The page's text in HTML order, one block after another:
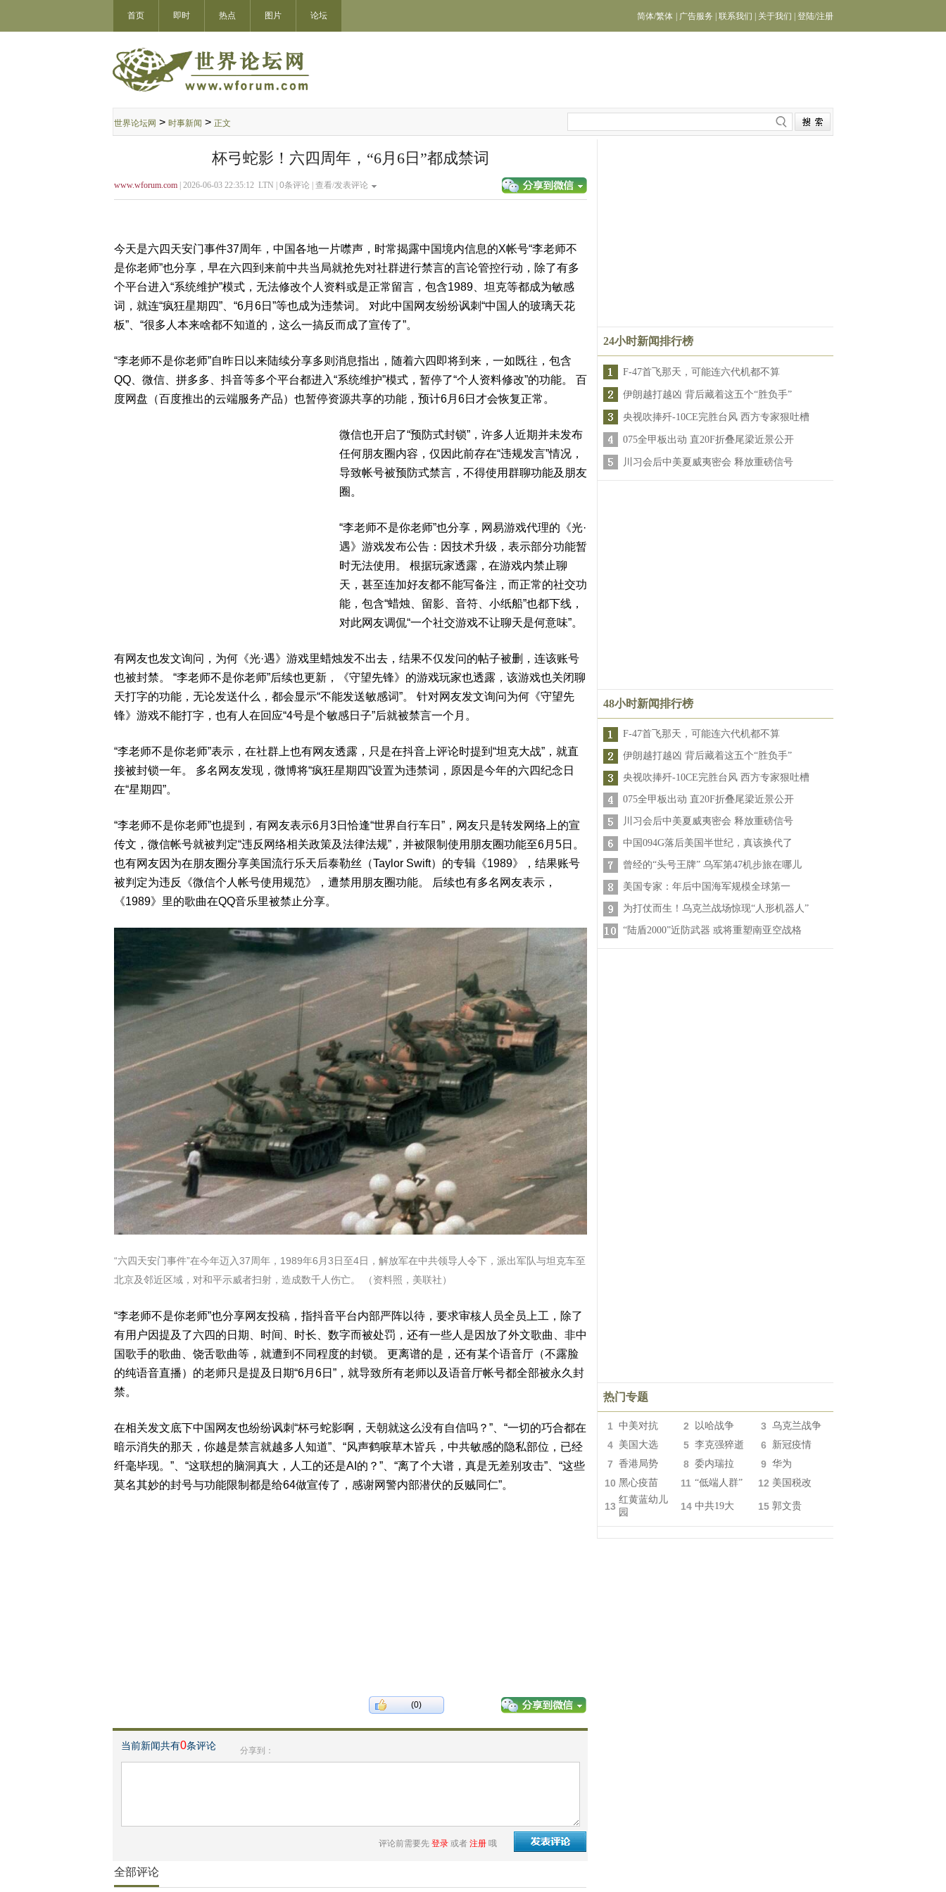
首页 即时 热点 图片 论坛 简体/繁体 广告服务 联系我们 关于我们 登陆/注册
世界论坛网 > 时事新闻 > 正文
杯弓蛇影！六四周年，“6月6日”都成禁词
www.wforum.com | 2026-06-03 22:35:12 LTN | 0条评论 | 查看/发表评论
今天是六四天安门事件37周年，中国各地一片噤声，时常揭露中国境内信息的X帐号“李老师不
是你老师”也分享，早在六四到来前中共当局就抢先对社群进行禁言的言论管控行动，除了有多
个平台进入“系统维护”模式，无法修改个人资料或是正常留言，包含1989、坦克等都成为敏感
词，就连“疯狂星期四”、“6月6日”等也成为违禁词。 对此中国网友纷纷讽刺“中国人的玻璃天花
板”、“很多人本来啥都不知道的，这么一搞反而成了宣传了”。
“李老师不是你老师”自昨日以来陆续分享多则消息指出，随着六四即将到来，一如既往，包含
QQ、微信、拼多多、抖音等多个平台都进入“系统维护”模式，暂停了“个人资料修改”的功能。 百
度网盘（百度推出的云端服务产品）也暂停资源共享的功能，预计6月6日才会恢复正常。
微信也开启了“预防式封锁”，许多人近期并未发布
任何朋友圈内容，仅因此前存在“违规发言”情况，
导致帐号被预防式禁言，不得使用群聊功能及朋友
圈。
“李老师不是你老师”也分享，网易游戏代理的《光·
遇》游戏发布公告：因技术升级，表示部分功能暂
时无法使用。 根据玩家透露，在游戏内禁止聊
天，甚至连加好友都不能写备注，而正常的社交功
能，包含“蜡烛、留影、音符、小纸船”也都下线，
对此网友调侃“一个社交游戏不让聊天是何意味”。
有网友也发文询问，为何《光·遇》游戏里蜡烛发不出去，结果不仅发问的帖子被删，连该账号
也被封禁。 “李老师不是你老师”后续也更新，《守望先锋》的游戏玩家也透露，该游戏也关闭聊
天打字的功能，无论发送什么，都会显示“不能发送敏感词”。 针对网友发文询问为何《守望先
锋》游戏不能打字，也有人在回应“4号是个敏感日子”后就被禁言一个月。
“李老师不是你老师”表示，在社群上也有网友透露，只是在抖音上评论时提到“坦克大战”，就直
接被封锁一年。 多名网友发现，微博将“疯狂星期四”设置为违禁词，原因是今年的六四纪念日
在“星期四”。
“李老师不是你老师”也提到，有网友表示6月3日恰逢“世界自行车日”，网友只是转发网络上的宣
传文，微信帐号就被判定“违反网络相关政策及法律法规”，并被限制使用朋友圈功能至6月5日。
也有网友因为在朋友圈分享美国流行乐天后泰勒丝（Taylor Swift）的专辑《1989》，结果账号
被判定为违反《微信个人帐号使用规范》，遭禁用朋友圈功能。 后续也有多名网友表示，
《1989》里的歌曲在QQ音乐里被禁止分享。
“六四天安门事件”在今年迈入37周年，1989年6月3日至4日，解放军在中共领导人令下，派出军队与坦克车至
北京及邻近区域，对和平示威者扫射，造成数千人伤亡。 （资料照，美联社）
“李老师不是你老师”也分享网友投稿，指抖音平台内部严阵以待，要求审核人员全员上工，除了
有用户因提及了六四的日期、时间、时长、数字而被处罚，还有一些人是因放了外文歌曲、非中
国歌手的歌曲、饶舌歌曲等，就遭到不同程度的封锁。 更离谱的是，还有某个语音厅（不露脸
的纯语音直播）的老师只是提及日期“6月6日”，就导致所有老师以及语音厅帐号都全部被永久封
禁。
在相关发文底下中国网友也纷纷讽刺“杯弓蛇影啊，天朝就这么没有自信吗？”、“一切的巧合都在
暗示消失的那天，你越是禁言就越多人知道”、“风声鹤唳草木皆兵，中共敏感的隐私部位，已经
纤毫毕现。”、“这联想的脑洞真大，人工的还是AI的？”、“离了个大谱，真是无差别攻击”、“这些
莫名其妙的封号与功能限制都是给64做宣传了，感谢网警内部潜伏的反贼同仁”。
(0)
当前新闻共有0条评论 分享到：
评论前需要先 登录 或者 注册 哦
全部评论
24小时新闻排行榜
F-47首飞那天，可能连六代机都不算
伊朗越打越凶 背后藏着这五个“胜负手”
央视吹捧歼-10CE完胜台风 西方专家狠吐槽
075全甲板出动 直20F折叠尾梁近景公开
川习会后中美夏威夷密会 释放重磅信号
48小时新闻排行榜
F-47首飞那天，可能连六代机都不算
伊朗越打越凶 背后藏着这五个“胜负手”
央视吹捧歼-10CE完胜台风 西方专家狠吐槽
075全甲板出动 直20F折叠尾梁近景公开
川习会后中美夏威夷密会 释放重磅信号
中国094G落后美国半世纪，真该换代了
曾经的“头号王牌” 乌军第47机步旅在哪儿
美国专家：年后中国海军规模全球第一
为打仗而生！乌克兰战场惊现“人形机器人”
“陆盾2000”近防武器 或将重塑南亚空战格
热门专题
1 中美对抗 2 以哈战争 3 乌克兰战争
4 美国大选 5 李克强猝逝 6 新冠疫情
7 香港局势 8 委内瑞拉 9 华为
10 黑心疫苗 11 “低端人群” 12 美国税改
13
红黄蓝幼儿
园
14 中共19大 15 郭文贵